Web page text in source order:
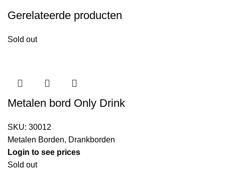
Gerelateerde producten
Sold out
Metalen bord Only Drink
SKU: 30012
Metalen Borden, Drankborden
Login to see prices
Sold out